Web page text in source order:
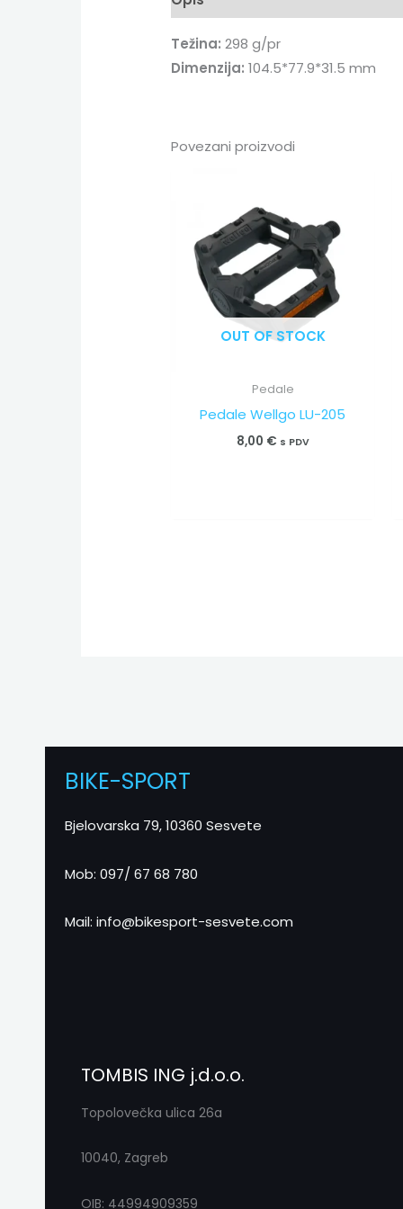
Težina: 298 g/pr
Dimenzija: 104.5*77.9*31.5 mm
Povezani proizvodi
OUT OF STOCK
Pedale
Pedale Wellgo LU-205
8,00 € s PDV
BIKE-SPORT
Bjelovarska 79, 10360 Sesvete
Mob: 097/ 67 68 780
Mail: info@bikesport-sesvete.com
TOMBIS ING j.d.o.o.
Topolovečka ulica 26a
10040, Zagreb
OIB: 44994909359